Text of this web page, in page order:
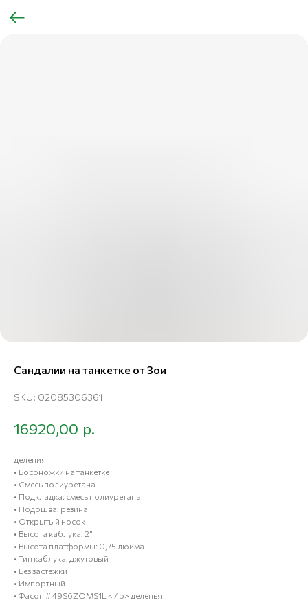
Сандалии на танкетке от Зои
SKU: 02085306361
16920,00 р.
деления
• Босоножки на танкетке
• Смесь полиуретана
• Подкладка: смесь полиуретана
• Подошва: резина
• Открытый носок
• Высота каблука: 2"
• Высота платформы: 0,75 дюйма
• Тип каблука: джутовый
• Без застежки
• Импортный
• Фасон # 49S6ZOMS1L < / p> деленья